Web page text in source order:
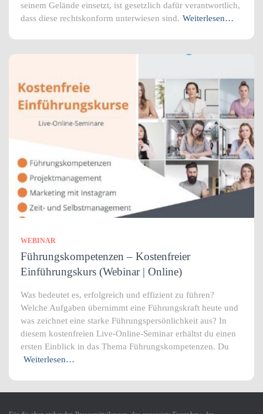
seinem Gelände einsetzt, ist gesetzlich dafür verantwortlich,
dass diese rechtskonform unterwiesen sind. Weiterlesen…
WEBINAR
Führungskompetenzen – Kostenfreier
Einführungskurs (Webinar | Online)
Was bedeutet es, erfolgreich und effizient zu führen?
Welche Aufgaben übernimmt eine Führungskraft heute und
was zeichnet eine starke Führungspersönlichkeit aus? In
diesem kostenfreien Live-Online-Seminar erhältst du einen
ersten Einblick in das Thema Führungskompetenzen. Du
Weiterlesen…